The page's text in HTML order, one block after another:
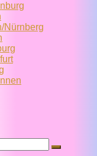
Nürnberg
Suche